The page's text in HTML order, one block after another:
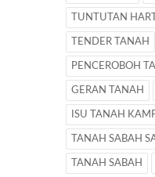
TUNTUTAN
TENDER TANAH
PENCEROBOH
GERAN TANAH
ISU TANAH
TANAH SABAH
TANAH SABAH